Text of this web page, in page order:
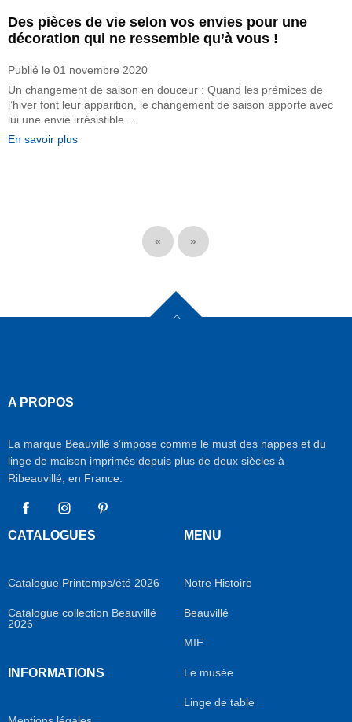
Des pièces de vie selon vos envies pour une
décoration qui ne ressemble qu’à vous !
Publié le 01 novembre 2020
Un changement de saison en douceur : Quand les prémices de
l’hiver font leur apparition, le changement de saison apporte avec
lui une envie irrésistible…
En savoir plus
« »
A PROPOS
La marque Beauvillé s’impose comme le must des nappes et du
linge de maison imprimés depuis plus de deux siècles à
Ribeauvillé, en France.
FacebookInstagram
CATALOGUES
Catalogue Printemps/été 2026
Catalogue collection Beauvillé
2026
INFORMATIONS
MENU
Notre Histoire
Beauvillé
MIE
Le musée
Linge de table